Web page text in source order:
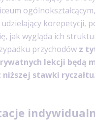
korepetycji,
jak wygląda ich
przychodów z
lekcji będą
niższej stawki